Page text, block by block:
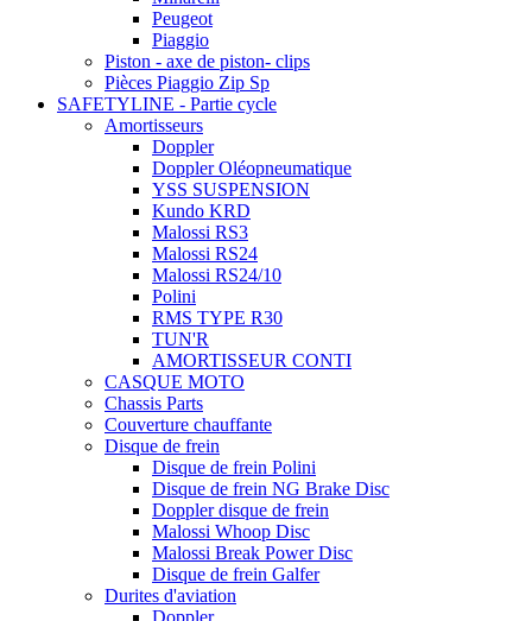
Peugeot
Piaggio
Piston - axe de piston- clips
Pièces Piaggio Zip Sp
SAFETYLINE - Partie cycle
Amortisseurs
Doppler
Doppler Oléopneumatique
YSS SUSPENSION
Kundo KRD
Malossi RS3
Malossi RS24
Malossi RS24/10
Polini
RMS TYPE R30
TUN'R
AMORTISSEUR CONTI
CASQUE MOTO
Chassis Parts
Couverture chauffante
Disque de frein
Disque de frein Polini
Disque de frein NG Brake Disc
Doppler disque de frein
Malossi Whoop Disc
Malossi Break Power Disc
Disque de frein Galfer
Durites d'aviation
Doppler